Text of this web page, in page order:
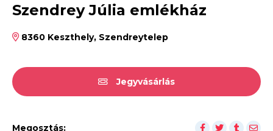
Szendrey Júlia emlékház
8360 Keszthely, Szendreytelep
Jegyvásárlás
Megosztás: